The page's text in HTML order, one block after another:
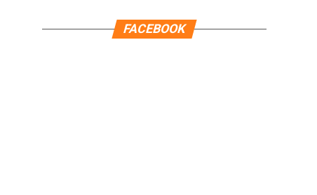
FACEBOOK